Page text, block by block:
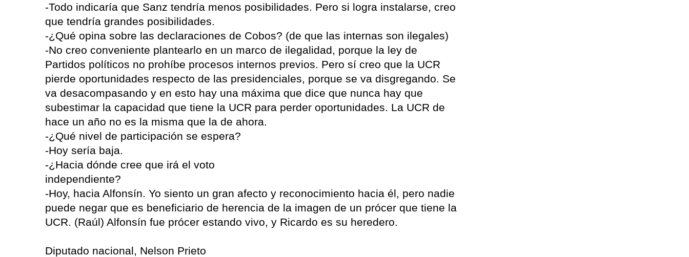
-Todo indicaría que Sanz tendría menos posibilidades. Pero si logra instalarse, creo
que tendría grandes posibilidades.
-¿Qué opina sobre las declaraciones de Cobos? (de que las internas son ilegales)
-No creo conveniente plantearlo en un marco de ilegalidad, porque la ley de
Partidos políticos no prohíbe procesos internos previos. Pero sí creo que la UCR
pierde oportunidades respecto de las presidenciales, porque se va disgregando. Se
va desacompasando y en esto hay una máxima que dice que nunca hay que
subestimar la capacidad que tiene la UCR para perder oportunidades. La UCR de
hace un año no es la misma que la de ahora.
-¿Qué nivel de participación se espera?
-Hoy sería baja.
-¿Hacia dónde cree que irá el voto
independiente?
-Hoy, hacia Alfonsín. Yo siento un gran afecto y reconocimiento hacia él, pero nadie
puede negar que es beneficiario de herencia de la imagen de un prócer que tiene la
UCR. (Raúl) Alfonsín fue prócer estando vivo, y Ricardo es su heredero.
Diputado nacional, Nelson Prieto